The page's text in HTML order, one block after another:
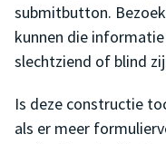
submitbutton.
kunnen die
slechtziend of blind
Is deze constructie
als er meer